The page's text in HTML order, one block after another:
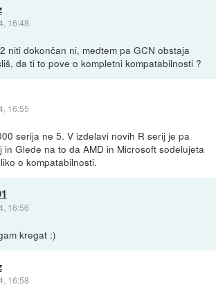
16:48
niti dokončan ni, medtem pa GCN obstaja
da ti to pove o kompletni kompatabilnosti ?
16:55
serija ne 5. V izdelavi novih R serij je pa
in Glede na to da AMD in Microsoft sodelujeta
o kompatabilnosti.
16:56
kregat :)
16:58